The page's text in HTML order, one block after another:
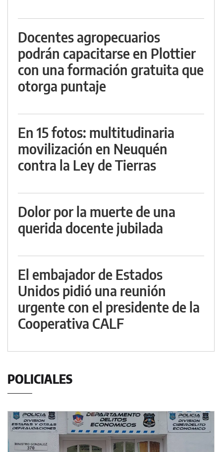
Docentes agropecuarios
podrán capacitarse en Plottier
con una formación gratuita que
otorga puntaje
En 15 fotos: multitudinaria
movilización en Neuquén
contra la Ley de Tierras
Dolor por la muerte de una
querida docente jubilada
El embajador de Estados
Unidos pidió una reunión
urgente con el presidente de la
Cooperativa CALF
POLICIALES